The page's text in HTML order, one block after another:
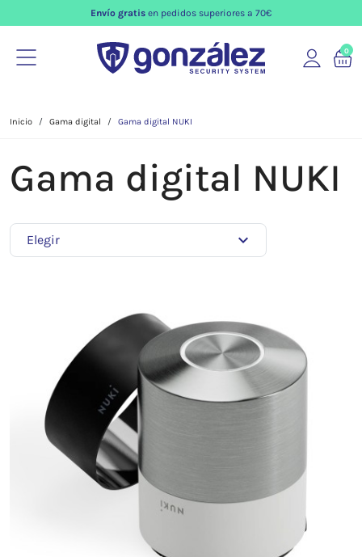
Envío gratis en pedidos superiores a 70€
0
Inicio Gama digital Gama digital NUKI
Gama digital NUKI
Elegir expand_more